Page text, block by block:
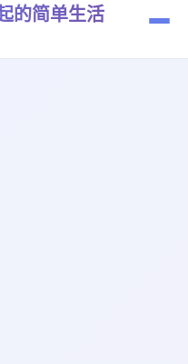
的简单生活